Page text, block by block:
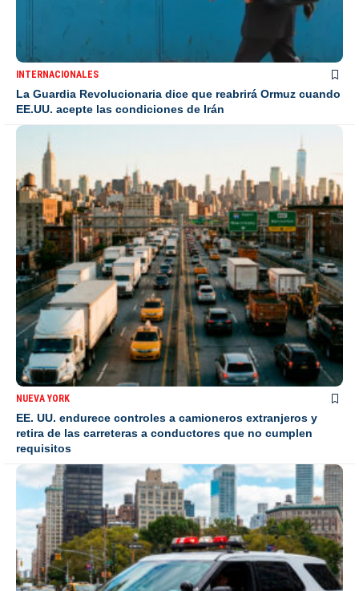
INTERNACIONALES
La Guardia Revolucionaria dice que reabrirá Ormuz cuando
EE.UU. acepte las condiciones de Irán
NUEVA YORK
EE. UU. endurece controles a camioneros extranjeros y
retira de las carreteras a conductores que no cumplen
requisitos